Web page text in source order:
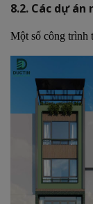
8.2. Các dự
Một số công trình